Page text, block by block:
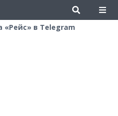
«Рейс» в Telegram